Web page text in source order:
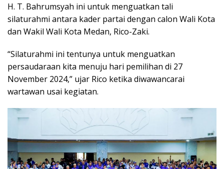
H. T. Bahrumsyah ini untuk menguatkan tali
silaturahmi antara kader partai dengan calon Wali Kota
dan Wakil Wali Kota Medan, Rico-Zaki.
“Silaturahmi ini tentunya untuk menguatkan
persaudaraan kita menuju hari pemilihan di 27
November 2024,” ujar Rico ketika diwawancarai
wartawan usai kegiatan.